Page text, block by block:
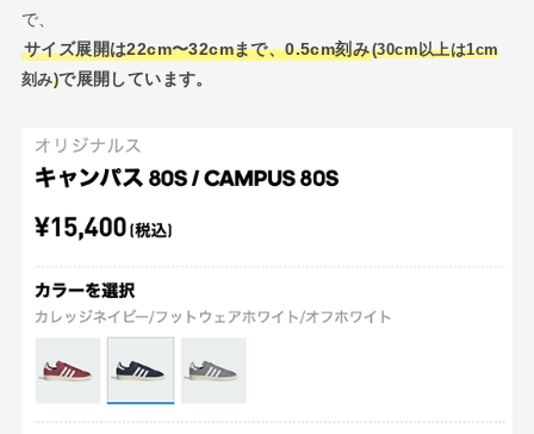
で、
サイズ展開は22cm〜32cmまで、0.5cm刻み(30cm以上は1cm
刻み)で展開しています。